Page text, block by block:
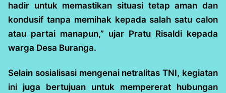
hadir untuk memastikan situasi tetap aman dan
kondusif tanpa memihak kepada salah satu calon
atau partai manapun,” ujar Pratu Risaldi kepada
warga Desa Buranga.
Selain sosialisasi mengenai netralitas TNI, kegiatan
ini juga bertujuan untuk mempererat hubungan